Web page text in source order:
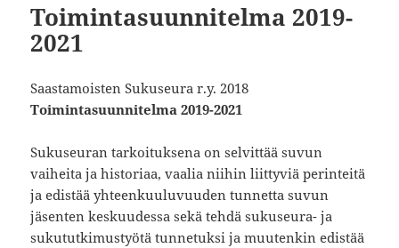
Toimintasuunnitelma 2019-
2021
Saastamoisten Sukuseura r.y. 2018
Toimintasuunnitelma 2019-2021
Sukuseuran tarkoituksena on selvittää suvun
vaiheita ja historiaa, vaalia niihin liittyviä perinteitä
ja edistää yhteenkuuluvuuden tunnetta suvun
jäsenten keskuudessa sekä tehdä sukuseura- ja
sukututkimustyötä tunnetuksi ja muutenkin edistää